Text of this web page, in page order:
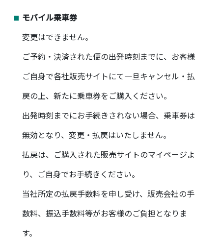
モバイル乗車券
変更はできません。
ご予約・決済された便の出発時刻までに、お客様
ご自身で各社販売サイトにて一旦キャンセル・払
戻の上、新たに乗車券をご購入ください。
出発時刻までにお手続きされない場合、乗車券は
無効となり、変更・払戻はいたしません。
払戻は、ご購入された販売サイトのマイページよ
り、ご自身でお手続きください。
当社所定の払戻手数料を申し受け、販売会社の手
数料、振込手数料等がお客様のご負担となりま
す。